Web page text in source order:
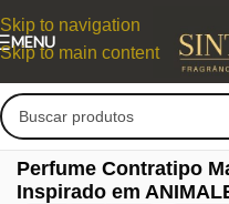
Skip to navigation
Skip to main content
MENU
Perfume Contratipo
Inspirado em